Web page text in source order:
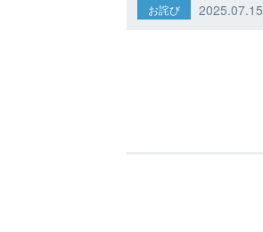
お詫び 2025.07.15